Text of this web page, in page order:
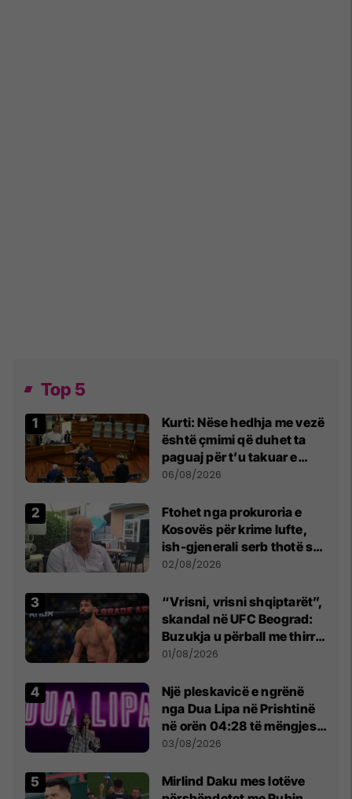
Top 5
Kurti: Nëse hedhja me vezë
është çmimi që duhet ta
paguaj për t’u takuar e
bashkëbiseduar jam i
06/08/2026
Ftohet nga prokuroria e
Kosovës për krime lufte,
ish-gjenerali serb thotë se
dikush e tradhtoi në
02/08/2026
“Vrisni, vrisni shqiptarët”,
skandal në UFC Beograd:
Buzukja u përball me thirrje
anti-shqiptare nga
01/08/2026
Një pleskavicë e ngrënë
nga Dua Lipa në Prishtinë
në orën 04:28 të mëngjesit
- dhe bota digjitale serbe
03/08/2026
Mirlind Daku mes lotëve